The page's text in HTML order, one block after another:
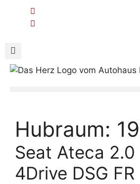
Hubraum:
Seat Ateca 2.0
4Drive DSG FR